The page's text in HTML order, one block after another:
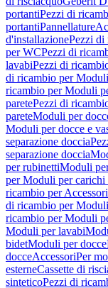
portantiPezzi di
portantiPannellature
d'installazionePezzi di
per WCPezzi di
lavabiPezzi di
di ricambio per
ricambio per Moduli
paretePezzi di
pareteModuli per
Moduli per docce e
separazione doccia
separazione doccia
per rubinettiModuli
per Moduli per carichi
ricambio per Accessori
di ricambio per
ricambio per Moduli
Moduli per lavabi
bidetModuli per docce
docceAccessoriPer
esterneCassette di
sinteticoPezzi di